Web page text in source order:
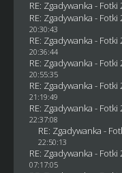
RE: Zgadywanka - Fotki
RE: Zgadywanka - Fotki
20:30:43
RE: Zgadywanka - Fotki
20:36:44
RE: Zgadywanka - Fotki
20:55:35
RE: Zgadywanka - Fotki
21:19:49
RE: Zgadywanka - Fotki
22:37:08
RE: Zgadywanka -
22:50:13
RE: Zgadywanka - Fotki
07:17:05